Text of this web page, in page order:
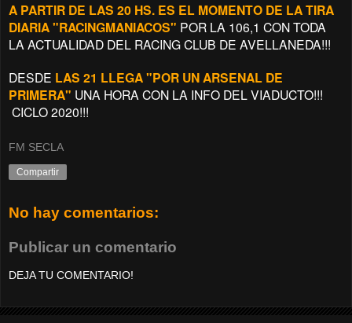
A PARTIR DE LAS 20 HS. ES EL MOMENTO DE LA TIRA
DIARIA "RACINGMANIACOS" POR LA 106,1 CON TODA
LA ACTUALIDAD DEL RACING CLUB DE AVELLANEDA!!!
DESDE LAS 21 LLEGA "POR UN ARSENAL DE
PRIMERA" UNA HORA CON LA INFO DEL VIADUCTO!!!
CICLO 2020!!!
FM SECLA
Compartir
No hay comentarios:
Publicar un comentario
DEJA TU COMENTARIO!